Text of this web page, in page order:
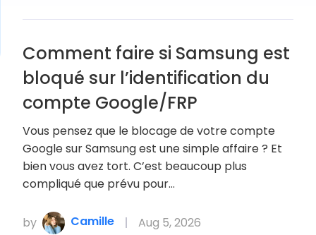
Comment faire si Samsung est
bloqué sur l’identification du
compte Google/FRP
Vous pensez que le blocage de votre compte
Google sur Samsung est une simple affaire ? Et
bien vous avez tort. C’est beaucoup plus
compliqué que prévu pour…
by Camille Aug 5, 2026